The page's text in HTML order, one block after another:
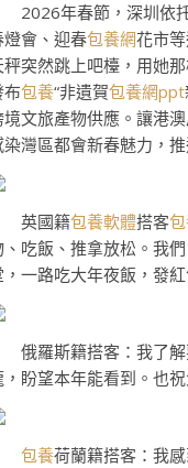
2026年春節，深圳依
燈會、迎春包養網花市
秤突然跳上吧檯，用她
布包養“非遺賀包養網ppt
境文旅產物供應。讓港
染灣區都會新春魅力，
英國籍包養軟體搭客
、吃飯、推拿放松。我
，一路吃大年夜飯，發
俄羅斯籍搭客：我了
，盼望本年能看到。也
包養荷蘭籍搭客：我